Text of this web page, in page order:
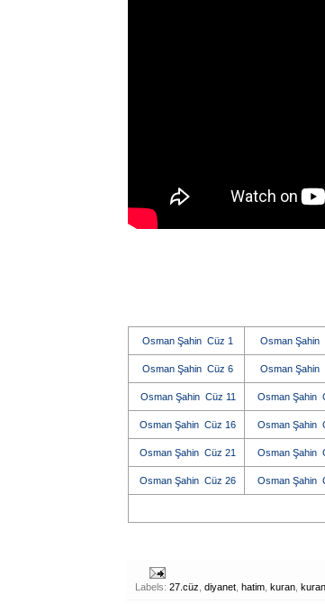
Osman Şahin Cüz 1 Osman Şahin
Osman Şahin Cüz 6 Osman Şahin
Osman Şahin Cüz 11 Osman Şahin
Osman Şahin Cüz 16 Osman Şahin
Osman Şahin Cüz 21 Osman Şahin
Osman Şahin Cüz 26 Osman Şahin
Labels: 27.cüz diyanet hatim kuran